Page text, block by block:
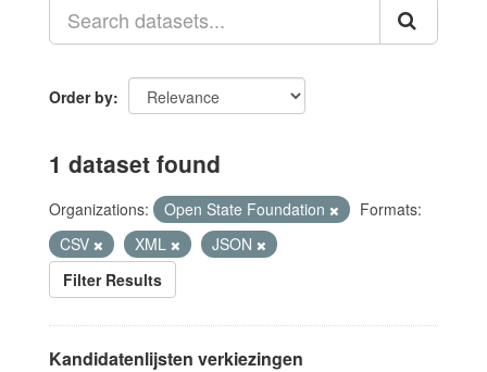
Order by
1 dataset found
Organizations: Open State Foundation
Formats:
CSV
XML
JSON
Filter Results
Kandidatenlijsten verkiezingen